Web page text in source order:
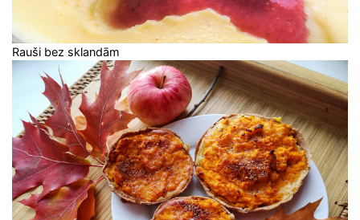
Rauši bez sklandām